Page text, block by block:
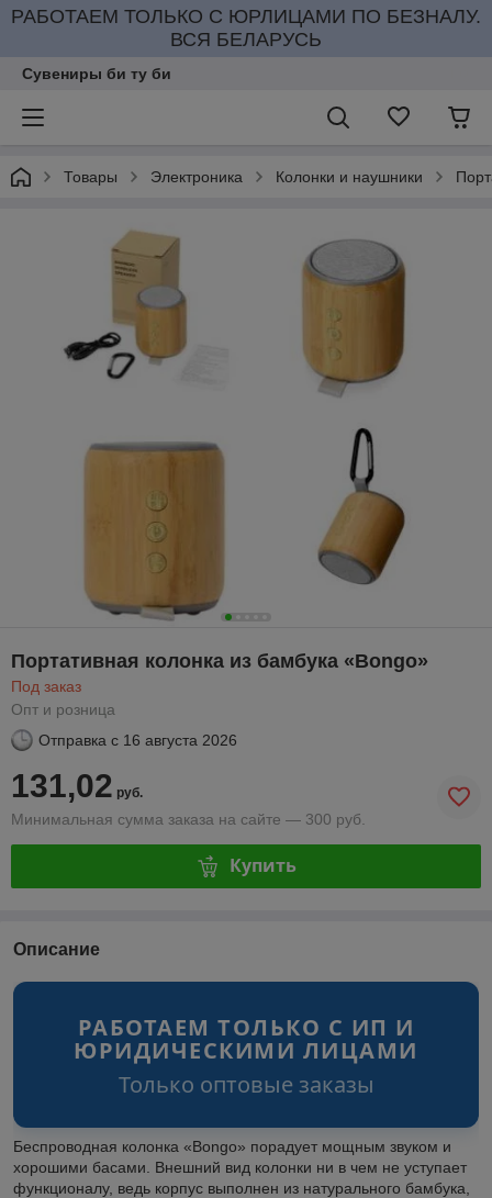
РАБОТАЕМ ТОЛЬКО С ЮРЛИЦАМИ ПО БЕЗНАЛУ.
ВСЯ БЕЛАРУСЬ
Сувениры би ту би
Товары Электроника Колонки и наушники
Портативная колонка из бамбука «Bongo»
Под заказ
Опт и розница
Отправка с 16 августа 2026
131,02 руб.
Минимальная сумма заказа на сайте — 300 руб.
Купить
Описание
РАБОТАЕМ ТОЛЬКО С ИП И
ЮРИДИЧЕСКИМИ ЛИЦАМИ
Только оптовые заказы
Беспроводная колонка «Bongo» порадует мощным звуком и
хорошими басами. Внешний вид колонки ни в чем не уступает
функционалу, ведь корпус выполнен из натурального бамбука,